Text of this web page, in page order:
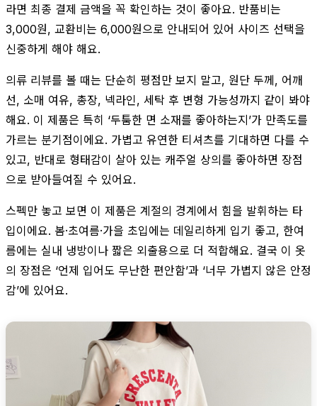
라면 최종 결제 금액을 꼭 확인하는 것이 좋아요. 반품비는
3,000원, 교환비는 6,000원으로 안내되어 있어 사이즈 선택을
신중하게 해야 해요.
의류 리뷰를 볼 때는 단순히 평점만 보지 말고, 원단 두께, 어깨
선, 소매 여유, 총장, 넥라인, 세탁 후 변형 가능성까지 같이 봐야
해요. 이 제품은 특히 ‘두툼한 면 소재를 좋아하는지’가 만족도를
가르는 분기점이에요. 가볍고 유연한 티셔츠를 기대하면 다를 수
있고, 반대로 형태감이 살아 있는 캐주얼 상의를 좋아하면 장점
으로 받아들여질 수 있어요.
스펙만 놓고 보면 이 제품은 계절의 경계에서 힘을 발휘하는 타
입이에요. 봄·초여름·가을 초입에는 데일리하게 입기 좋고, 한여
름에는 실내 냉방이나 짧은 외출용으로 더 적합해요. 결국 이 옷
의 장점은 ‘언제 입어도 무난한 편안함’과 ‘너무 가볍지 않은 안정
감’에 있어요.